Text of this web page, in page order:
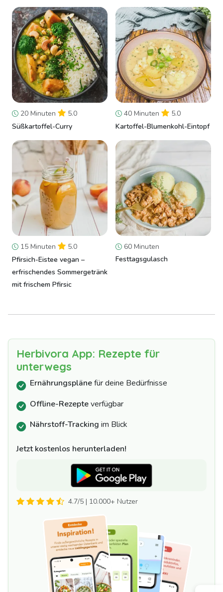
20 Minuten
5.0
Süßkartoffel-Curry
40 Minuten
5.0
Kartoffel-Blumenkohl-Eintopf
15 Minuten
5.0
Pfirsich-Eistee vegan –
erfrischendes Sommergetränk
mit frischem Pfirsic
60 Minuten
Festtagsgulasch
Herbivora App: Rezepte für
unterwegs
Ernährungsplänefür deine Bedürfnisse
Offline-Rezepteverfügbar
Nährstoff-Tracking im Blick
Jetzt kostenlos herunterladen!
4.7/5 | 10.000+ Nutzer